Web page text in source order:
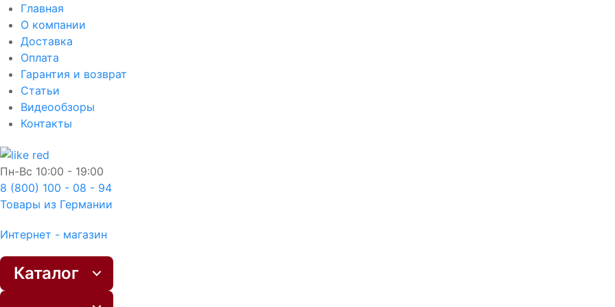
Главная
О компании
Доставка
Оплата
Гарантия и возврат
Статьи
Видеообзоры
Контакты
Пн-Вс 10:00 - 19:00
8 (800) 100 - 08 - 94
Товары из Германии
Интернет - магазин
Каталог